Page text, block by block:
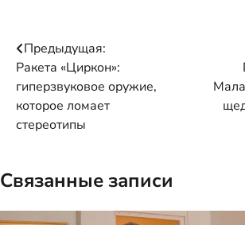
Навигация
по
записям
Предыдущая:
Ракета «Циркон»:
гиперзвуковое оружие,
которое ломает
стереотипы
Связанные записи